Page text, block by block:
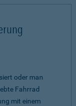
oder man
Fahrrad
mit einem